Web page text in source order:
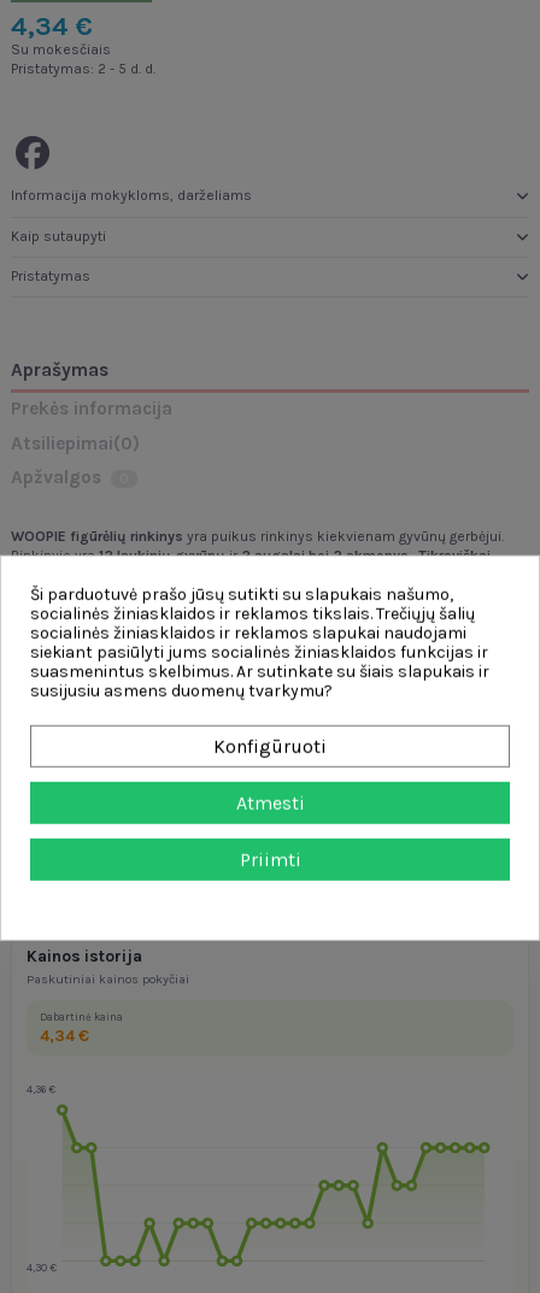
4,34 €
Su mokesčiais
Pristatymas: 2 - 5 d. d.
Informacija mokykloms, darželiams
Kaip sutaupyti
Pristatymas
Aprašymas
Prekės informacija
Atsiliepimai(0)
Apžvalgos
WOOPIE figūrėlių rinkinys yra puikus rinkinys kiekvienam gyvūnų gerbėjui.
Rinkinyje yra12 laukinių gyvūnųir2 augalai bei 2 akmenys.Tikroviškai
edukacinę funkciją irsuteiks linksmybių , kurių dėka mažylis išplės savo
vaizduotės ir kūrybiškumo galimybes.
Charakteristikas:
- 16 el.
- tvirtas apdirbimas
- puikus aksesuaras kolekcionieriui
Kainos istorija
Paskutiniai kainos pokyčiai
Dabartinė kaina
4,34 €
4,36 €
4,30 €
Ši parduotuvė prašo jūsų sutikti su slapukais našumo,
socialinės žiniasklaidos ir reklamos tikslais. Trečiųjų šalių
socialinės žiniasklaidos ir reklamos slapukai naudojami
siekiant pasiūlyti jums socialinės žiniasklaidos funkcijas ir
suasmenintus skelbimus. Ar sutinkate su šiais slapukais ir
susijusiu asmens duomenų tvarkymu?
Konfigūruoti
Atmesti
Priimti